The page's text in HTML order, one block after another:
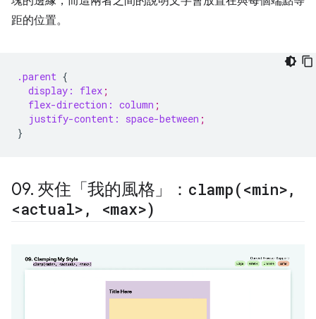
距的位置。
.parent {
display:
flex ;
flex-direction: column ;
justify-content:
space-between ;
}
09. 夾住「我的風格」： clamp(<min>,
<actual> , <max>)